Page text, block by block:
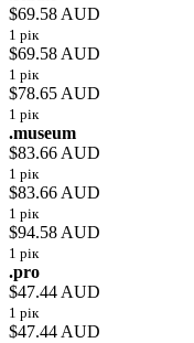
$69.58 AUD
1 рік
$69.58 AUD
1 рік
$78.65 AUD
1 рік
.museum
$83.66 AUD
1 рік
$83.66 AUD
1 рік
$94.58 AUD
1 рік
.pro
$47.44 AUD
1 рік
$47.44 AUD